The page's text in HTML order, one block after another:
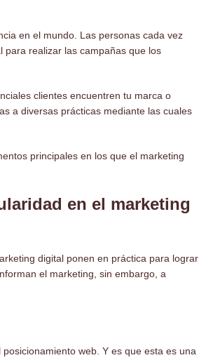
en el mundo. Las personas cada vez
para realizar las campañas que los
clientes encuentren tu marca o
a diversas prácticas mediante las cuales
principales en los que el marketing
en el marketing
digital ponen en práctica para lograr
el marketing, sin embargo, a
web. Y es que esta es una